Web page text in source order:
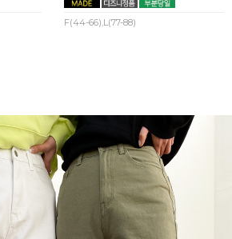
F(44-66),L(77-88)